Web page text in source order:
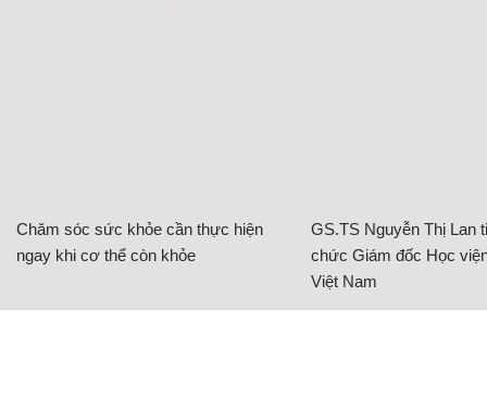
Chăm sóc sức khỏe cần thực hiện
ngay khi cơ thể còn khỏe
GS.TS Nguyễn Thị Lan
chức Giám đốc Học
Việt Nam